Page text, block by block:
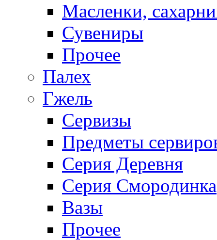
Масленки,
Сувениры
Прочее
Палех
Гжель
Сервизы
Предметы
Серия Деревня
Серия Смородинка
Вазы
Прочее